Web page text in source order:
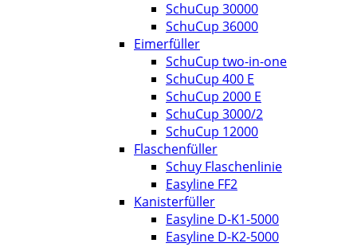
SchuCup 30000
SchuCup 36000
Eimerfüller
SchuCup two-in-one
SchuCup 400 E
SchuCup 2000 E
SchuCup 3000/2
SchuCup 12000
Flaschenfüller
Schuy Flaschenlinie
Easyline FF2
Kanisterfüller
Easyline D-K1-5000
Easyline D-K2-5000